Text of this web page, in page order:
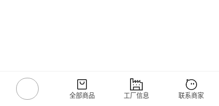
全部商品 工厂信息 联系商家